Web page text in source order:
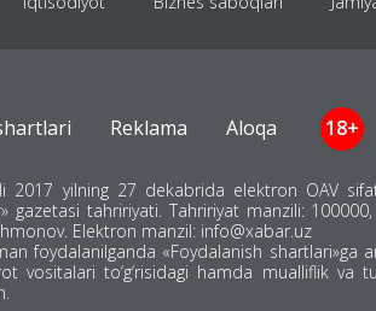
Reklama Aloqa 18+
2017 yilning 27 dekabrida elektron OAV
gazetasi tahririyati. Tahririyat manzili:
Elektron manzil: info@xabar.uz
foydalanilganda «Foydalanish shartlari»ga
vositalari to‘g‘risidagi hamda mualliflik va